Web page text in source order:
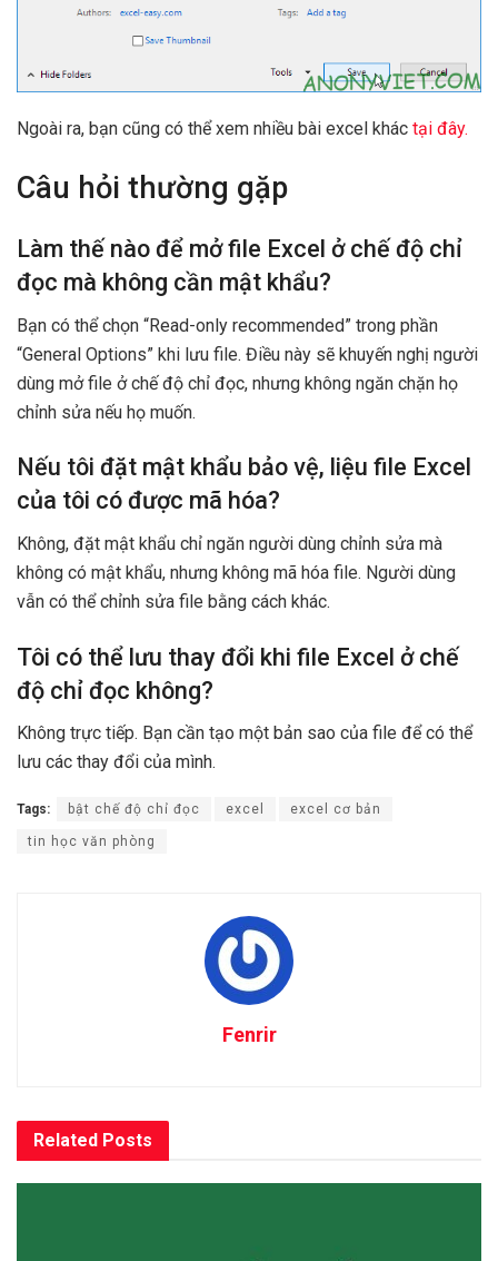
Ngoài ra, bạn cũng có thể xem nhiều bài excel khác tại đây.
Câu hỏi thường gặp
Làm thế nào để mở file Excel ở chế độ chỉ
đọc mà không cần mật khẩu?
Bạn có thể chọn “Read-only recommended” trong phần
“General Options” khi lưu file. Điều này sẽ khuyến nghị người
dùng mở file ở chế độ chỉ đọc, nhưng không ngăn chặn họ
chỉnh sửa nếu họ muốn.
Nếu tôi đặt mật khẩu bảo vệ, liệu file Excel
của tôi có được mã hóa?
Không, đặt mật khẩu chỉ ngăn người dùng chỉnh sửa mà
không có mật khẩu, nhưng không mã hóa file. Người dùng
vẫn có thể chỉnh sửa file bằng cách khác.
Tôi có thể lưu thay đổi khi file Excel ở chế
độ chỉ đọc không?
Không trực tiếp. Bạn cần tạo một bản sao của file để có thể
lưu các thay đổi của mình.
Tags: bật chế độ chỉ đọc excel excel cơ bản
tin học văn phòng
Fenrir
Related Posts